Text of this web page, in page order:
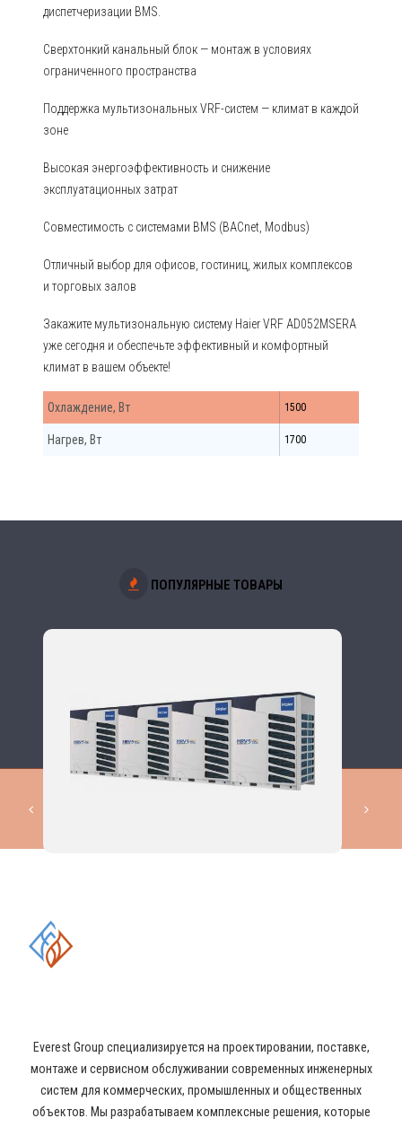
диспетчеризации BMS.
Сверхтонкий канальный блок — монтаж в условиях
ограниченного пространства
Поддержка мультизональных VRF-систем — климат в каждой
зоне
Высокая энергоэффективность и снижение
эксплуатационных затрат
Совместимость с системами BMS (BACnet, Modbus)
Отличный выбор для офисов, гостиниц, жилых комплексов
и торговых залов
Закажите мультизональную систему Haier VRF AD052MSERA
уже сегодня и обеспечьте эффективный и комфортный
климат в вашем объекте!
Охлаждение, Вт 1500
Нагрев, Вт 1700
ПОПУЛЯРНЫЕ ТОВАРЫ
Everest Group специализируется на проектировании, поставке,
монтаже и сервисном обслуживании современных инженерных
систем для коммерческих, промышленных и общественных
объектов. Мы разрабатываем комплексные решения, которые